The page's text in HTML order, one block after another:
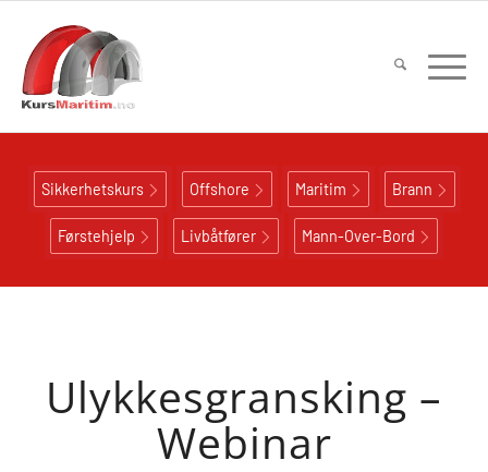
Sikkerhetskurs Offshore Maritim Brann
Førstehjelp Livbåtfører Mann-Over-Bord
Ulykkesgransking –
Webinar